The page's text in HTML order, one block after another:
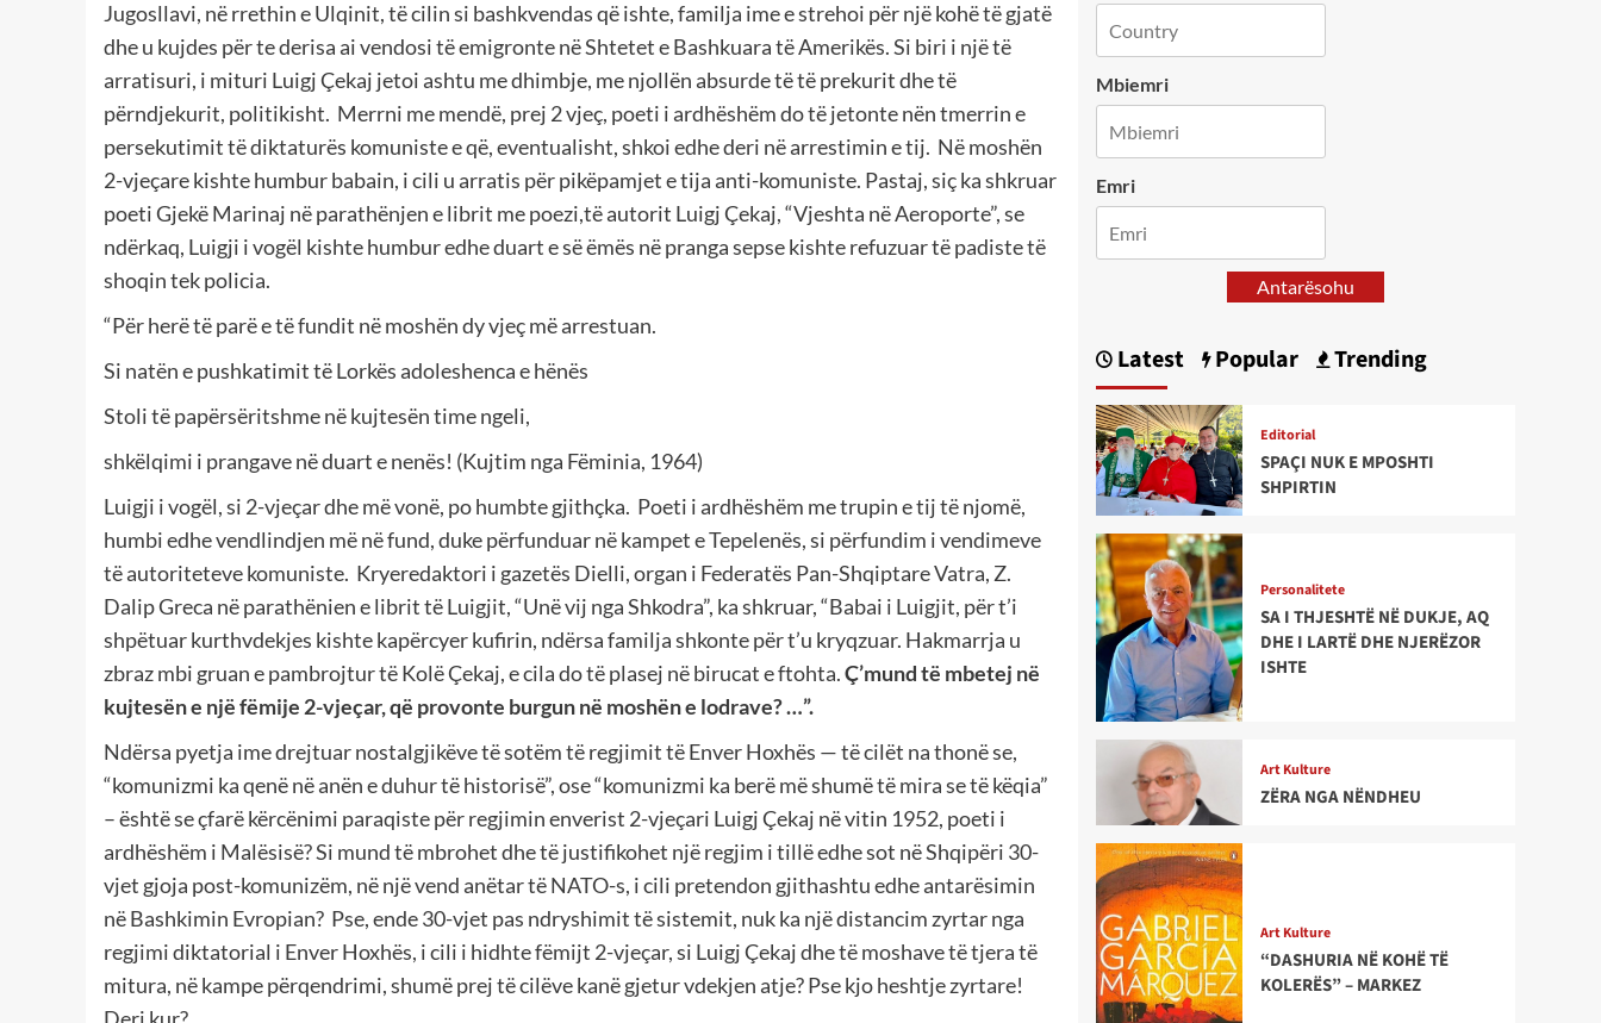
Jugosllavi, në rrethin e Ulqinit, të cilin si bashkvendas që ishte, familja ime e strehoi për një kohë të gjatë
dhe u kujdes për te derisa ai vendosi të emigronte në Shtetet e Bashkuara të Amerikës. Si biri i një të
arratisuri, i mituri Luigj Çekaj jetoi ashtu me dhimbje, me njollën absurde të të prekurit dhe të
përndjekurit, politikisht. Merrni me mendë, prej 2 vjeç, poeti i ardhëshëm do të jetonte nën tmerrin e
persekutimit të diktaturës komuniste e që, eventualisht, shkoi edhe deri në arrestimin e tij. Në moshën
2-vjeçare kishte humbur babain, i cili u arratis për pikëpamjet e tija anti-komuniste. Pastaj, siç ka shkruar
poeti Gjekë Marinaj në parathënjen e librit me poezi,të autorit Luigj Çekaj, “Vjeshta në Aeroporte”, se
ndërkaq, Luigji i vogël kishte humbur edhe duart e së ëmës në pranga sepse kishte refuzuar të padiste të
shoqin tek policia.
“Për herë të parë e të fundit në moshën dy vjeç më arrestuan.
Si natën e pushkatimit të Lorkës adoleshenca e hënës
Stoli të papërsëritshme në kujtesën time ngeli,
shkëlqimi i prangave në duart e nenës! (Kujtim nga Fëminia, 1964)
Luigji i vogël, si 2-vjeçar dhe më vonë, po humbte gjithçka. Poeti i ardhëshëm me trupin e tij të njomë,
humbi edhe vendlindjen më në fund, duke përfunduar në kampet e Tepelenës, si përfundim i vendimeve
të autoriteteve komuniste. Kryeredaktori i gazetës Dielli, organ i Federatës Pan-Shqiptare Vatra, Z.
Dalip Greca në parathënien e librit të Luigjit, “Unë vij nga Shkodra”, ka shkruar, “Babai i Luigjit, për t’i
shpëtuar kurthvdekjes kishte kapërcyer kufirin, ndërsa familja shkonte për t’u kryqzuar. Hakmarrja u
zbraz mbi gruan e pambrojtur të Kolë Çekaj, e cila do të plasej në birucat e ftohta.Ç’mund të mbetej në
kujtesën e një fëmije 2-vjeçar, që provonte burgun në moshën e lodrave? …”.
Ndërsa pyetja ime drejtuar nostalgjikëve të sotëm të regjimit të Enver Hoxhës — të cilët na thonë se,
“komunizmi ka qenë në anën e duhur të historisë”, ose “komunizmi ka berë më shumë të mira se të këqia”
– është se çfarë kërcënimi paraqiste për regjimin enverist 2-vjeçari Luigj Çekaj në vitin 1952, poeti i
ardhëshëm i Malësisë? Si mund të mbrohet dhe të justifikohet një regjim i tillë edhe sot në Shqipëri 30-
vjet gjoja post-komunizëm, në një vend anëtar të NATO-s, i cili pretendon gjithashtu edhe antarësimin
në Bashkimin Evropian? Pse, ende 30-vjet pas ndryshimit të sistemit, nuk ka një distancim zyrtar nga
regjimi diktatorial i Enver Hoxhës, i cili i hidhte fëmijt 2-vjeçar, si Luigj Çekaj dhe të moshave të tjera të
mitura, në kampe përqendrimi, shumë prej të cilëve kanë gjetur vdekjen atje? Pse kjo heshtje zyrtare!
Mbiemri
Emri
Antarësohu
Latest Popular Trending
Editorial
SPAÇI NUK E MPOSHTI
SHPIRTIN
Personalitete
SA I THJESHTË NË DUKJE, AQ
DHE I LARTË DHE NJERËZOR
ISHTE
Art Kulture
ZËRA NGA NËNDHEU
Art Kulture
“DASHURIA NË KOHË TË
KOLERËS” – MARKEZ